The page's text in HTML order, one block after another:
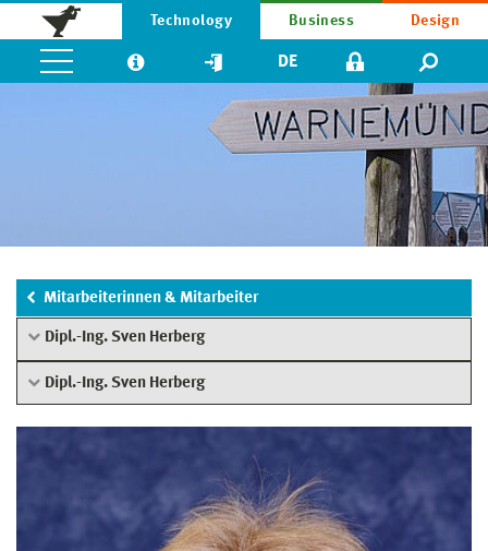
Technology Business Design
DE
Mitarbeiterinnen & Mitarbeiter
Dipl.-Ing. Sven Herberg
Dipl.-Ing. Sven Herberg